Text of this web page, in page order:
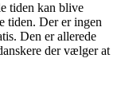
tiden kan blive
tiden. Der er ingen
Den er allerede
der vælger at